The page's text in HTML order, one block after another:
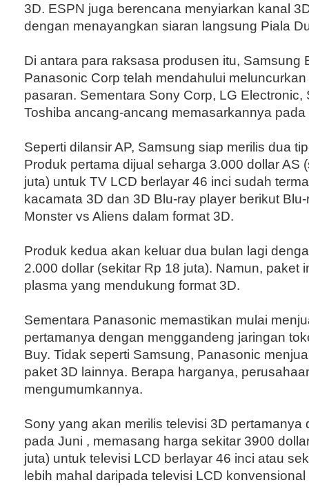
3D. ESPN juga berencana menyiarkan kanal
dengan menayangkan siaran langsung Piala
Di antara para raksasa produsen itu, Samsung
Panasonic Corp telah mendahului
pasaran. Sementara Sony Corp, LG Electronic,
Toshiba ancang-ancang memasarkannya
Seperti dilansir AP, Samsung siap merilis dua
Produk pertama dijual seharga 3.000 dollar AS
juta) untuk TV LCD berlayar 46 inci sudah
kacamata 3D dan 3D Blu-ray player berikut
Monster vs Aliens dalam format 3D.
Produk kedua akan keluar dua bulan lagi
2.000 dollar (sekitar Rp 18 juta). Namun, paket
plasma yang mendukung format 3D.
Sementara Panasonic memastikan mulai
pertamanya dengan menggandeng jaringan
Buy. Tidak seperti Samsung, Panasonic
paket 3D lainnya. Berapa harganya,
mengumumkannya.
Sony yang akan merilis televisi 3D pertamanya
pada Juni , memasang harga sekitar 3900
juta) untuk televisi LCD berlayar 46 inci atau
lebih mahal daripada televisi LCD konvensional